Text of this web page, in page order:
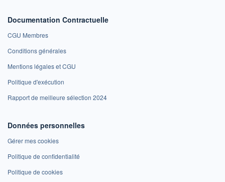
Documentation Contractuelle
CGU Membres
Conditions générales
Mentions légales et CGU
Politique d'exécution
Rapport de meilleure sélection 2024
Données personnelles
Gérer mes cookies
Politique de confidentialité
Politique de cookies